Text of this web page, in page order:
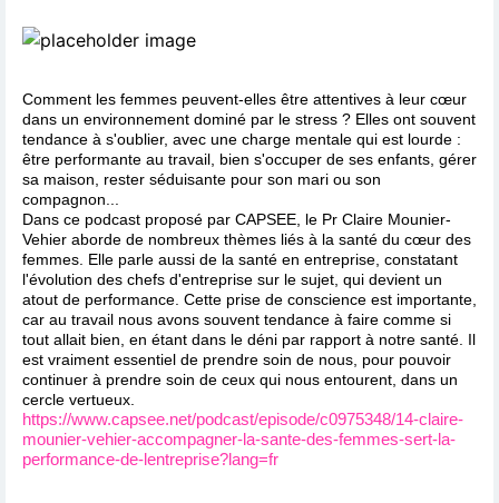
Comment les femmes peuvent-elles être attentives à leur cœur
dans un environnement dominé par le stress ? Elles ont souvent
tendance à s'oublier, avec une charge mentale qui est lourde :
être performante au travail, bien s'occuper de ses enfants, gérer
sa maison, rester séduisante pour son mari ou son
compagnon...
Dans ce podcast proposé par CAPSEE, le Pr Claire Mounier-
Vehier aborde de nombreux thèmes liés à la santé du cœur des
femmes. Elle parle aussi de la santé en entreprise, constatant
l'évolution des chefs d'entreprise sur le sujet, qui devient un
atout de performance. Cette prise de conscience est importante,
car au travail nous avons souvent tendance à faire comme si
tout allait bien, en étant dans le déni par rapport à notre santé. Il
est vraiment essentiel de prendre soin de nous, pour pouvoir
continuer à prendre soin de ceux qui nous entourent, dans un
cercle vertueux.
https://www.capsee.net/podcast/episode/c0975348/14-claire-
mounier-vehier-accompagner-la-sante-des-femmes-sert-la-
performance-de-lentreprise?lang=fr